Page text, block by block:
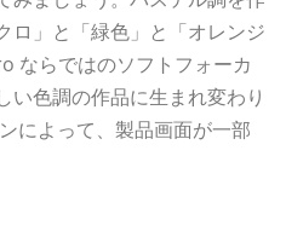
ロ」と「緑色」と「オレンジ
ならではのソフトフォーカ
い色調の作品に生まれ変わり
によって、製品画面が一部